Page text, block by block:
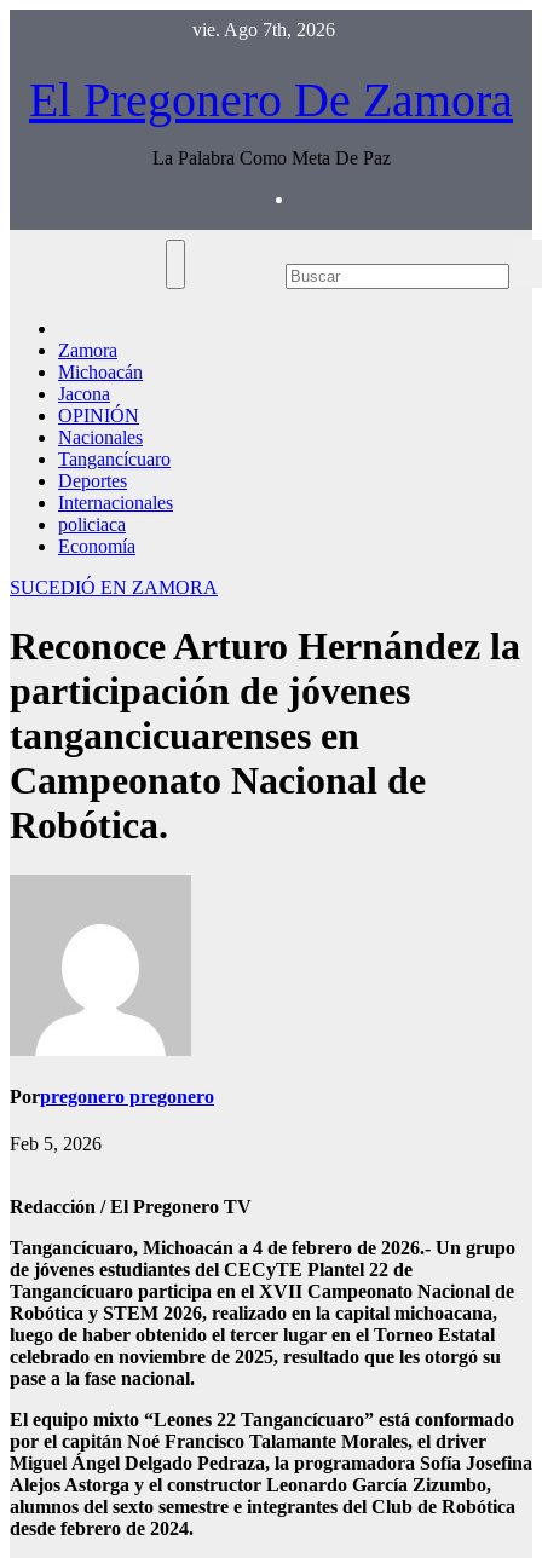
vie. Ago 7th, 2026
El Pregonero De Zamora
La Palabra Como Meta De Paz
Zamora
Michoacán
Jacona
OPINIÓN
Nacionales
Tangancícuaro
Deportes
Internacionales
policiaca
Economía
SUCEDIÓ EN ZAMORA
Reconoce Arturo Hernández la
participación de jóvenes
tangancicuarenses en
Campeonato Nacional de
Robótica.
Porpregonero pregonero
Feb 5, 2026
Redacción / El Pregonero TV
Tangancícuaro, Michoacán a 4 de febrero de 2026.- Un grupo
de jóvenes estudiantes del CECyTE Plantel 22 de
Tangancícuaro participa en el XVII Campeonato Nacional de
Robótica y STEM 2026, realizado en la capital michoacana,
luego de haber obtenido el tercer lugar en el Torneo Estatal
celebrado en noviembre de 2025, resultado que les otorgó su
pase a la fase nacional.
El equipo mixto “Leones 22 Tangancícuaro” está conformado
por el capitán Noé Francisco Talamante Morales, el driver
Miguel Ángel Delgado Pedraza, la programadora Sofía Josefina
Alejos Astorga y el constructor Leonardo García Zizumbo,
alumnos del sexto semestre e integrantes del Club de Robótica
desde febrero de 2024.